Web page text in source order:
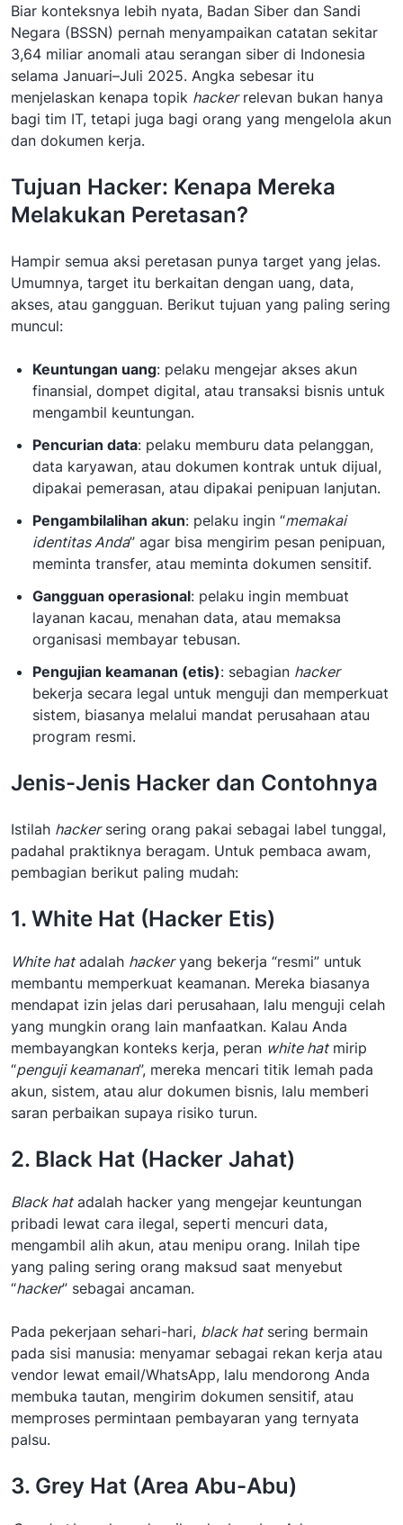
Biar konteksnya lebih nyata, Badan Siber dan Sandi
Negara (BSSN) pernah menyampaikan catatan sekitar
3,64 miliar anomali atau serangan siber di Indonesia
selama Januari–Juli 2025. Angka sebesar itu
menjelaskan kenapa topik hackerrelevan bukan hanya
bagi tim IT, tetapi juga bagi orang yang mengelola akun
dan dokumen kerja.
Tujuan Hacker: Kenapa Mereka
Melakukan Peretasan?
Hampir semua aksi peretasan punya target yang jelas.
Umumnya, target itu berkaitan dengan uang, data,
akses, atau gangguan. Berikut tujuan yang paling sering
muncul:
Keuntungan uang: pelaku mengejar akses akun
finansial, dompet digital, atau transaksi bisnis untuk
mengambil keuntungan.
Pencurian data: pelaku memburu data pelanggan,
data karyawan, atau dokumen kontrak untuk dijual,
dipakai pemerasan, atau dipakai penipuan lanjutan.
Pengambilalihan akun: pelaku ingin “memakai
identitas Anda” agar bisa mengirim pesan penipuan,
meminta transfer, atau meminta dokumen sensitif.
Gangguan operasional: pelaku ingin membuat
layanan kacau, menahan data, atau memaksa
organisasi membayar tebusan.
Pengujian keamanan (etis): sebagian hacker
bekerja secara legal untuk menguji dan memperkuat
sistem, biasanya melalui mandat perusahaan atau
program resmi.
Jenis-Jenis Hacker dan Contohnya
Istilah hackersering orang pakai sebagai label tunggal,
padahal praktiknya beragam. Untuk pembaca awam,
pembagian berikut paling mudah:
1. White Hat (Hacker Etis)
White hatadalah hackeryang bekerja “resmi” untuk
membantu memperkuat keamanan. Mereka biasanya
mendapat izin jelas dari perusahaan, lalu menguji celah
yang mungkin orang lain manfaatkan. Kalau Anda
membayangkan konteks kerja, peran white hatmirip
“penguji keamanan”, mereka mencari titik lemah pada
akun, sistem, atau alur dokumen bisnis, lalu memberi
saran perbaikan supaya risiko turun.
2. Black Hat (Hacker Jahat)
Black hatadalah hacker yang mengejar keuntungan
pribadi lewat cara ilegal, seperti mencuri data,
mengambil alih akun, atau menipu orang. Inilah tipe
yang paling sering orang maksud saat menyebut
“hacker” sebagai ancaman.
Pada pekerjaan sehari-hari, black hatsering bermain
pada sisi manusia: menyamar sebagai rekan kerja atau
vendor lewat email/WhatsApp, lalu mendorong Anda
membuka tautan, mengirim dokumen sensitif, atau
memproses permintaan pembayaran yang ternyata
palsu.
3. Grey Hat (Area Abu-Abu)